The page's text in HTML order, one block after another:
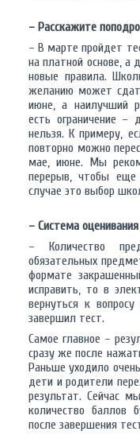
– Расскажите
– В марте пройдет
на платной основе,
новые правила.
желанию может
июне, а наилучший
есть ограничение –
нельзя. К примеру,
повторно можно
мае, июне. Мы
перерыв, чтобы
случае это выбор
– Система
– Количество
обязательных
формате
исправить, то в
вернуться к
завершил тест.
Самое главное –
сразу же после
Раньше уходило
дети и родители
результат. Сейчас
количество баллов
после завершения